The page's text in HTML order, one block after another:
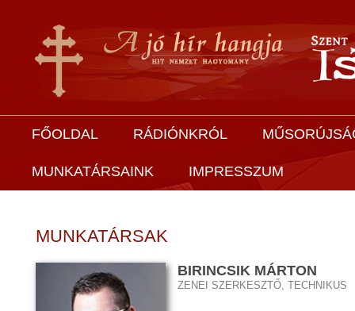
FŐOLDAL RÁDIÓNKRÓL
MUNKATÁRSAINK IMPRESSZUM
MUNKATÁRSAK
BIRINCSIK MÁRTON
ZENEI SZERKESZTŐ, TECHNIKUS